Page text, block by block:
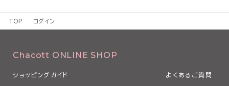
TOP ログイン
Chacott ONLINE SHOP
ショッピングガイド よくあるご質問